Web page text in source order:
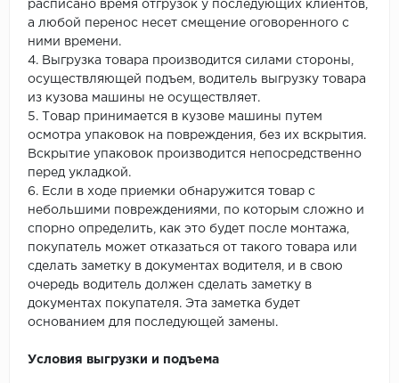
расписано время отгрузок у последующих клиентов,
а любой перенос несет смещение оговоренного с
ними времени.
4. Выгрузка товара производится силами стороны,
осуществляющей подъем, водитель выгрузку товара
из кузова машины не осуществляет.
5. Товар принимается в кузове машины путем
осмотра упаковок на повреждения, без их вскрытия.
Вскрытие упаковок производится непосредственно
перед укладкой.
6. Если в ходе приемки обнаружится товар с
небольшими повреждениями, по которым сложно и
спорно определить, как это будет после монтажа,
покупатель может отказаться от такого товара или
сделать заметку в документах водителя, и в свою
очередь водитель должен сделать заметку в
документах покупателя. Эта заметка будет
основанием для последующей замены.
Условия выгрузки и подъема